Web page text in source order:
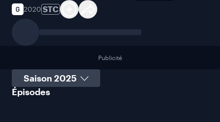
2020 STC
Publicité
Sélectionner une saison
Épisodes